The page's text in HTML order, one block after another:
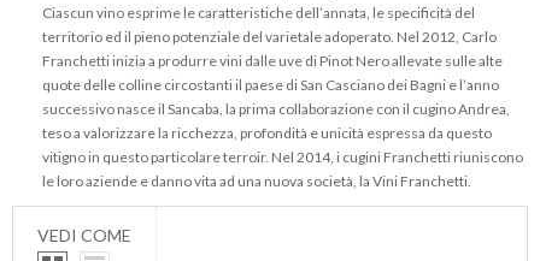
Ciascun vino esprime le caratteristiche dell’annata, le specificità del
territorio ed il pieno potenziale del varietale adoperato. Nel 2012, Carlo
Franchetti inizia a produrre vini dalle uve di Pinot Nero allevate sulle alte
quote delle colline circostanti il paese di San Casciano dei Bagni e l’anno
successivo nasce il Sancaba, la prima collaborazione con il cugino Andrea,
teso a valorizzare la ricchezza, profondità e unicità espressa da questo
vitigno in questo particolare terroir. Nel 2014, i cugini Franchetti riuniscono
le loro aziende e danno vita ad una nuova società, la Vini Franchetti.
VEDI COME